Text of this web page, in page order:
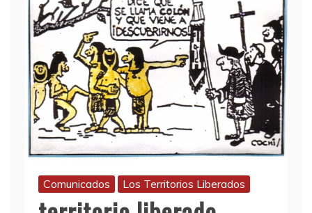
Comunicados Los Territorios Liberados